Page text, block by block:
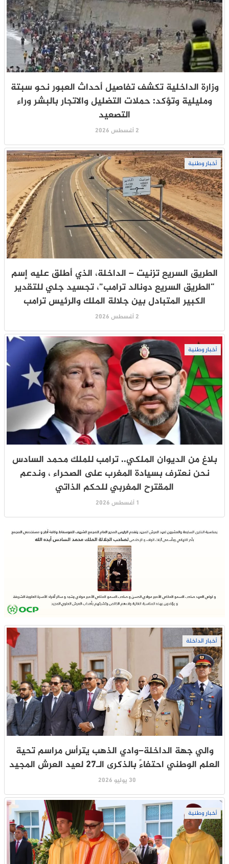
وزارة الداخلية تكشف تفاصيل أحداث العبور نحو سبتة
ومليلية وتؤكد: حملات التضليل والاتجار بالبشر وراء
التصعيد
2 أغسطس 2026
أخبار وطنية
الطريق السريع تزنيت – الداخلة، الذي أطلق عليه إسم
“الطريق السريع دونالد ترامب”، تجسيد جلي للتقدير
الكبير المتبادل بين جلالة الملك والرئيس ترامب
2 أغسطس 2026
أخبار وطنية
بلاغ من الديوان الملكي.. ترامب للملك محمد السادس
نحن نعترف بسيادة المغرب على الصحراء ، وندعم
المقترح المغربي للحكم الذاتي
1 أغسطس 2026
أخبار الداخلة
والي جهة الداخلة–وادي الذهب يترأس مراسم تحية
العلم الوطني احتفاءً بالذكرى الـ27 لعيد العرش المجيد
30 يوليو 2026
أخبار وطنية